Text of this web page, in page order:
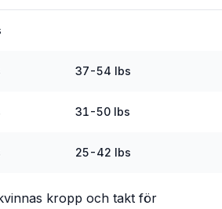
22.5 - 31.5 lbs
23.4 - 32.6 lbs
24.2 - 33.8 lbs
25.1 - 34.9 lbs
37-54 lbs
31-50 lbs
25-42 lbs
kropp och takt för